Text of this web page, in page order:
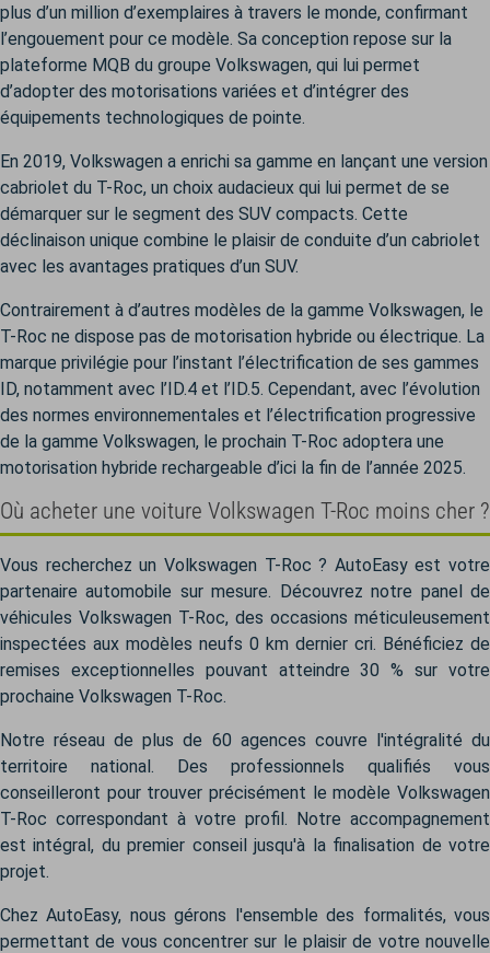
plus d’un million d’exemplaires à travers le monde, confirmant
l’engouement pour ce modèle. Sa conception repose sur la
plateforme MQB du groupe Volkswagen, qui lui permet
d’adopter des motorisations variées et d’intégrer des
équipements technologiques de pointe.
En 2019, Volkswagen a enrichi sa gamme en lançant une version
cabriolet du T-Roc, un choix audacieux qui lui permet de se
démarquer sur le segment des SUV compacts. Cette
déclinaison unique combine le plaisir de conduite d’un cabriolet
avec les avantages pratiques d’un SUV.
Contrairement à d’autres modèles de la gamme Volkswagen, le
T-Roc ne dispose pas de motorisation hybride ou électrique. La
marque privilégie pour l’instant l’électrification de ses gammes
ID, notamment avec l’ID.4 et l’ID.5. Cependant, avec l’évolution
des normes environnementales et l’électrification progressive
de la gamme Volkswagen, le prochain T-Roc adoptera une
motorisation hybride rechargeable d’ici la fin de l’année 2025.
Où acheter une voiture Volkswagen T-Roc moins cher ?
Vous recherchez un Volkswagen T-Roc ? AutoEasy est votre
partenaire automobile sur mesure. Découvrez notre panel de
véhicules Volkswagen T-Roc, des occasions méticuleusement
inspectées aux modèles neufs 0 km dernier cri. Bénéficiez de
remises exceptionnelles pouvant atteindre 30 % sur votre
prochaine Volkswagen T-Roc.
Notre réseau de plus de 60 agences couvre l'intégralité du
territoire national. Des professionnels qualifiés vous
conseilleront pour trouver précisément le modèle Volkswagen
T-Roc correspondant à votre profil. Notre accompagnement
est intégral, du premier conseil jusqu'à la finalisation de votre
projet.
Chez AutoEasy, nous gérons l'ensemble des formalités, vous
permettant de vous concentrer sur le plaisir de votre nouvelle